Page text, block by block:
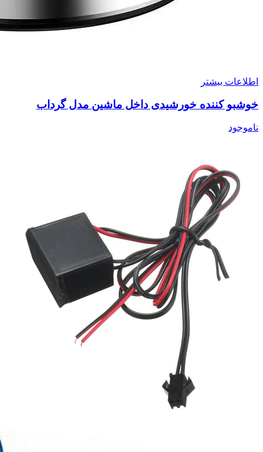
اطلاعات بیشتر
خوشبو کننده خورشیدی داخل ماشین مدل گرداب
ناموجود